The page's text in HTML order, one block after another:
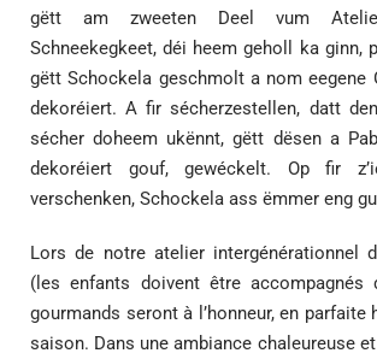
gëtt am zweeten Deel vum
Schneekegkeet, déi heem geholl ka ginn,
gëtt Schockela geschmolt a nom eegene
dekoréiert. A fir sécherzestellen, datt
sécher doheem ukënnt, gëtt dësen a
dekoréiert gouf, gewéckelt. Op fir
verschenken, Schockela ass ëmmer eng
Lors de notre atelier intergénérationnel
(les enfants doivent être accompagnés
gourmands seront à l’honneur, en parfaite
saison. Dans une ambiance chaleureuse